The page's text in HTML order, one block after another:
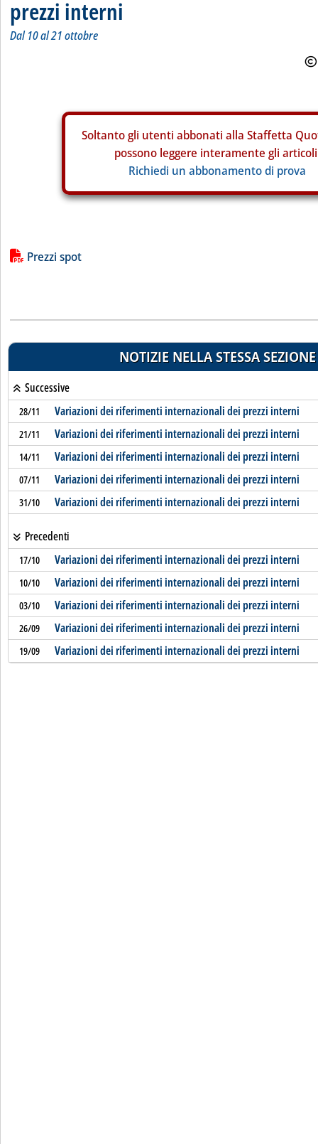
prezzi interni
Dal 10 al 21 ottobre
Soltanto gli utenti abbonati alla Staffetta
possono leggere interamente gli
Richiedi un abbonamento di prova
Lista allegati PDF alla notizia
Prezzi spot
NOTIZIE NELLA STESSA SEZIONE
Successive
28/11 Variazioni dei riferimenti internazionali dei prezzi interni
21/11 Variazioni dei riferimenti internazionali dei prezzi interni
14/11 Variazioni dei riferimenti internazionali dei prezzi interni
07/11 Variazioni dei riferimenti internazionali dei prezzi interni
31/10 Variazioni dei riferimenti internazionali dei prezzi interni
Precedenti
17/10 Variazioni dei riferimenti internazionali dei prezzi interni
10/10 Variazioni dei riferimenti internazionali dei prezzi interni
03/10 Variazioni dei riferimenti internazionali dei prezzi interni
26/09 Variazioni dei riferimenti internazionali dei prezzi interni
19/09 Variazioni dei riferimenti internazionali dei prezzi interni